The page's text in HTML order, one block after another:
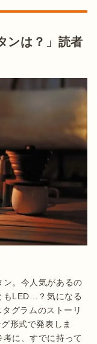
ンは？」読者
。今人気があるの
もLED…？気になる
グラムのストーリ
形式で発表しま
に、すでに持って